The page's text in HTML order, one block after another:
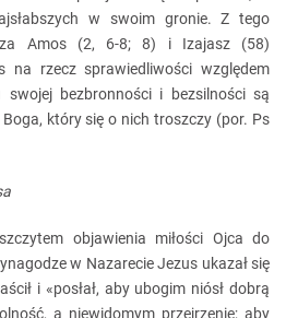
w swoim gronie. Z tego
Amos (2, 6-8; 8) i Izajasz (58)
na rzecz sprawiedliwości względem
bezbronności i bezsilności są
który się o nich troszczy (por. Ps
objawienia miłości Ojca do
w Nazarecie Jezus ukazał się
i «posłał, aby ubogim niósł dobrą
a niewidomym przejrzenie; aby